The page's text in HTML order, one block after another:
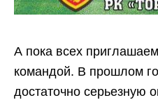
А пока всех
командой. В прошлом
достаточно серьезную